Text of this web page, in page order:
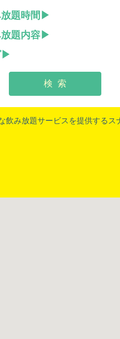
題時間
題内容
検 索
飲み放題サービスを提供する